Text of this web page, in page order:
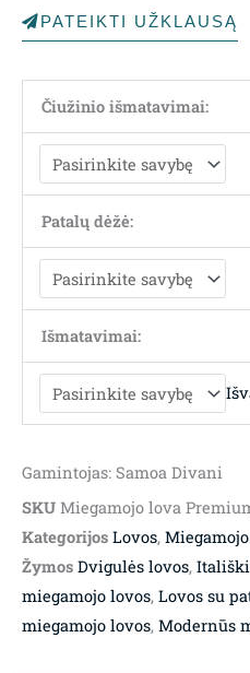
PATEIKTI UŽKLAUSĄ
Čiužinio išmatavimai:
Patalų dėžė:
Išmatavimai:
Gamintojas: Samoa Divani
SKU Miegamojo lova
Kategorijos Lovos,
Žymos Dvigulės lovos, Itališki
miegamojo lovos, Lovos su
miegamojo lovos, Modernūs